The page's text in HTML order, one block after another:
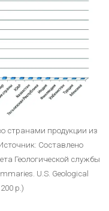
странами продукции из
Составлено
Геологической службы
U.S. Geological
р.)